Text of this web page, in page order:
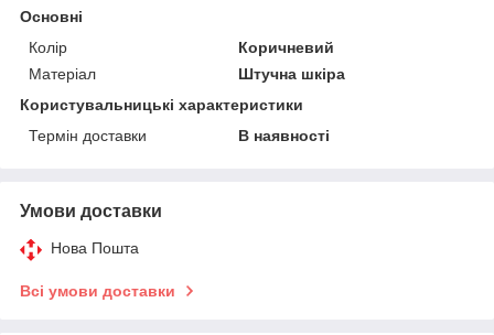
Основні
Колір
Коричневий
Матеріал
Штучна шкіра
Користувальницькі характеристики
Термін доставки
В наявності
Умови доставки
Нова Пошта
Всі умови доставки